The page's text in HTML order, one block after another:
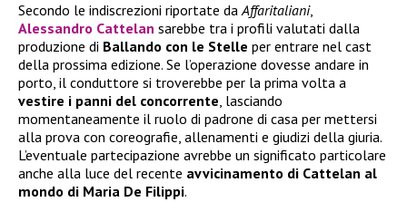
Secondo le indiscrezioni riportate daAffaritaliani,
Alessandro Cattelan sarebbe tra i profili valutati dalla
produzione di Ballando con le Stelle per entrare nel cast
della prossima edizione. Se l’operazione dovesse andare in
porto, il conduttore si troverebbe per la prima volta a
vestire i panni del concorrente, lasciando
momentaneamente il ruolo di padrone di casa per mettersi
alla prova con coreografie, allenamenti e giudizi della giuria.
L’eventuale partecipazione avrebbe un significato particolare
anche alla luce del recente avvicinamento di Cattelan al
mondo di Maria De Filippi.